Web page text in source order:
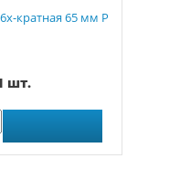
кратная 65 мм Р
шт.